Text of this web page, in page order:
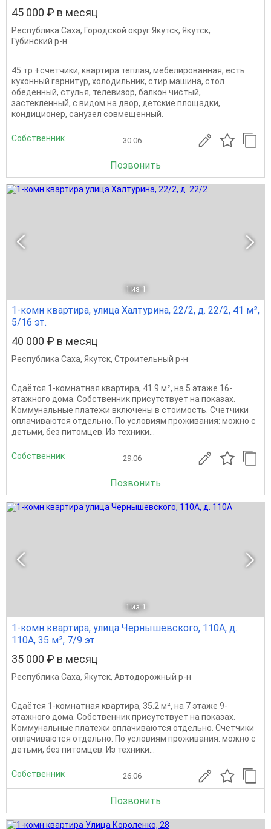
45 000 ₽ в месяц
Республика Саха, Городской округ Якутск, Якутск,
Губинский р-н
45 тр +счетчики, квартира теплая, мебелированная, есть
кухонный гарнитур, холодильник, стир.машина, стол
обеденный, стулья, телевизор, балкон чистый,
застекленный, с видом на двор, детские площадки,
кондиционер, санузел совмещенный.
Собственник 30.06
Позвонить
1 из 1
1-комн квартира, улица Халтурина, 22/2, д. 22/2, 41 м²,
5/16 эт.
40 000 ₽ в месяц
Республика Саха, Якутск, Строительный р-н
Сдаётся 1-комнатная квартира, 41.9 м², на 5 этаже 16-
этажного дома. Собственник присутствует на показах.
Коммунальные платежи включены в стоимость. Счетчики
оплачиваются отдельно. По условиям проживания: можно с
детьми, без питомцев. Из техники...
Собственник 29.06
Позвонить
1 из 1
1-комн квартира, улица Чернышевского, 110А, д.
110А, 35 м², 7/9 эт.
35 000 ₽ в месяц
Республика Саха, Якутск, Автодорожный р-н
Сдаётся 1-комнатная квартира, 35.2 м², на 7 этаже 9-
этажного дома. Собственник присутствует на показах.
Коммунальные платежи оплачиваются отдельно. Счетчики
оплачиваются отдельно. По условиям проживания: можно с
детьми, без питомцев. Из техники...
Собственник 26.06
Позвонить